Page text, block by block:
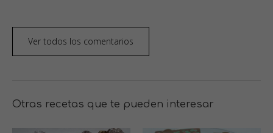
Ver todos los comentarios
Otras recetas que te pueden interesar